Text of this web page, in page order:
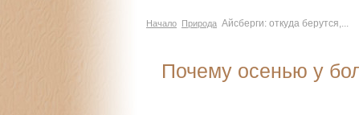
Начало Природа Айсберги: откуда берутся,...
Почему осенью у